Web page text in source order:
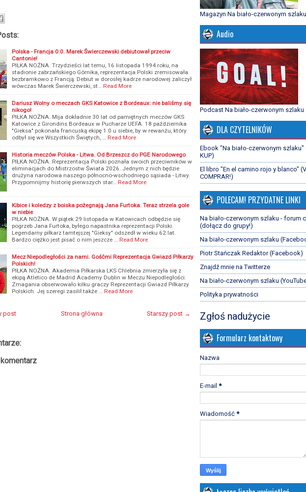
Polska - Francja 0:0. Marek Świerczewski debiutował przeciw
Cantonie!
PIŁKA NOŻNA. Trzydzieści lat temu, 16 listopada 1994 roku, na
stadionie zabrzańskiego Górnika, reprezentacja Polski zremisowała
bezbramkowo z Francją. Debiut w dorosłej kadrze narodowej zaliczył
wówczas Marek Świerczewski, st… Read More
Dariusz Wolny o meczach GKS Katowice z Bordeaux: nie baliśmy się
nikogo!
PIŁKA NOŻNA. Mija dokładnie 30 lat od pamiętnych meczów GKS
Katowice z Girondins Bordeaux w Pucharze UEFA. 18 października
"Gieksa" pokonała francuską ekipę 1:0 u siebie, by w rewanżu, który
odbył się we Wszystkich Świętych, … Read More
Historia meczów Polska - Litwa. Od Brzeszcz do PGE Narodowego
PIŁKA NOŻNA. Reprezentacja Polski poznała swoich przeciwników w
eliminacjach do Mistrzostw Świata 2026. Jednym z nich będzie
drużyna narodowa naszego północno-wschodniego sąsiada - Litwy.
Przypomnijmy historię pierwszych star… Read More
Kibice i koledzy z boiska pożegnają Jana Furtoka. Teraz strzela gole
w niebie
PIŁKA NOŻNA. W piątek 29 listopada w Katowicach odbędzie się
pogrzeb Jana Furtoka, byłego napastnika reprezentacji Polski.
Legendarny piłkarz tamtejszej "Gieksy" odszedł w wieku 62 lat.
Bardzo ciężko jest pisać o nim jeszcze … Read More
Mecz Niepodległości za nami. Gośćmi Reprezentacja Gwiazd Piłkarzy
Polskich!
PIŁKA NOŻNA. Akademia Piłkarska LKS Chlebnia zmierzyła się z
ekipą Atletico de Madrid Academy Dublin w Meczu Niepodległości.
Zmagania obserwowało kilku graczy Reprezentacji Gwiazd Piłkarzy
Polskich. Jej szeregi zasilił także … Read More
post Starszy post →
Strona główna
Magazyn Na biało-czerwonym szlaku
Audio
Podcast Na biało-czerwonym szlaku
DLA CZYTELNIKÓW
Ebook "Na biało-czerwonym szlaku"
KUP)
El libro "En el camino rojo y blanco"
COMPRAR!)
POLECAM! PRZYDATNE LINKI
Na biało-czerwonym szlaku - forum
(dołącz do grupy!)
Na biało-czerwonym szlaku
Piotr Stańczak Redaktor (Facebook)
Znajdź mnie na Twitterze
Na biało-czerwonym szlaku
Polityka prywatności
Zgłoś nadużycie
Formularz kontaktowy
Nazwa
E-mail *
Wiadomość *